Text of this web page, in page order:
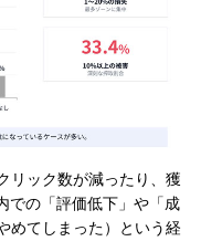
リック数が減ったり、獲
での「評価低下」や「成
めてしまった）という経